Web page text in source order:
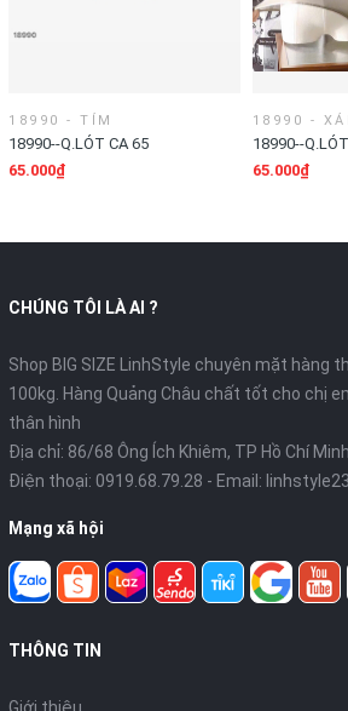
18990 - TÍM
18990--Q.LÓT CA 65
65.000₫
18990 -
18990--
65.000₫
CHÚNG TÔI LÀ AI ?
Shop BIG SIZE LinhStyle chuyên mặt hàng
100kg. Hàng Quảng Châu chất tốt cho chị
thân hình
Địa chỉ: 86/68 Ông Ích Khiêm, TP Hồ Chí Minh
Điện thoại: 0919.68.79.28 - Email:
Mạng xã hội
THÔNG TIN